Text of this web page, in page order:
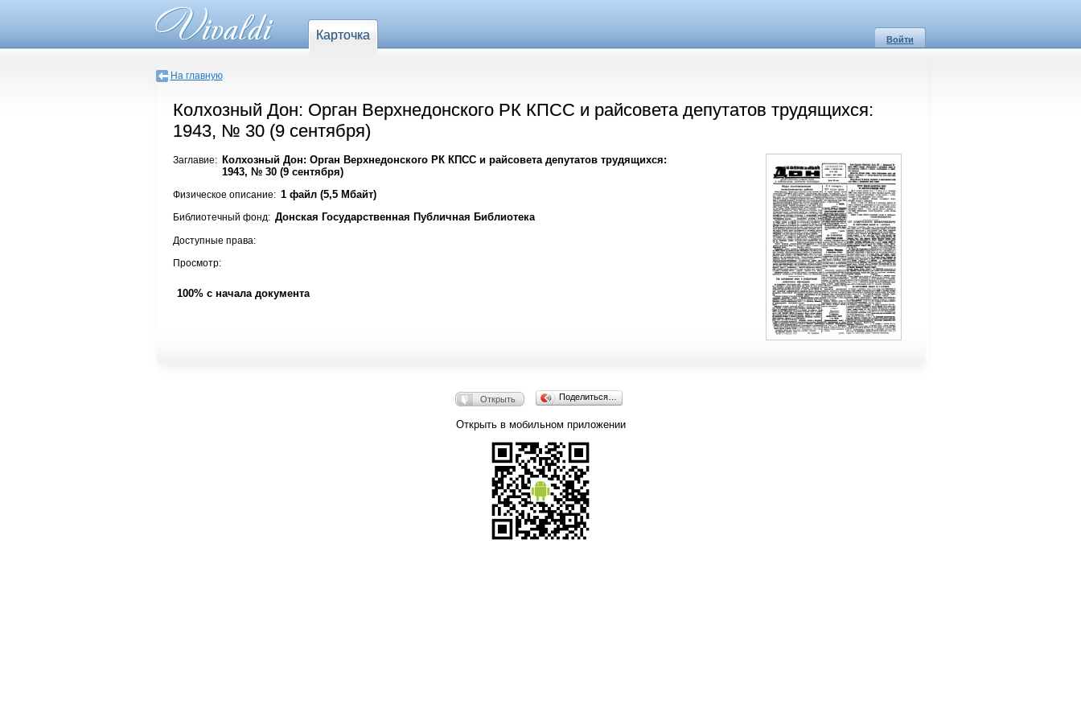
Карточка Войти
На главную
Колхозный Дон: Орган Верхнедонского РК КПСС и райсовета депутатов трудящихся:
1943, № 30 (9 сентября)
Заглавие: Колхозный Дон: Орган Верхнедонского РК КПСС и райсовета депутатов трудящихся:
1943, № 30 (9 сентября)
Физическое описание: 1 файл (5,5 Мбайт)
Библиотечный фонд: Донская Государственная Публичная Библиотека
Доступные права:
Просмотр:
100% с начала документа
Открыть Поделиться…
Открыть в мобильном приложении